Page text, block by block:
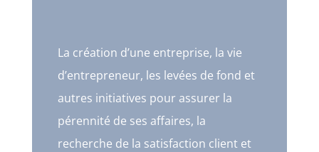
La création d’une entreprise, la vie
d’entrepreneur, les levées de fond et
autres initiatives pour assurer la
pérennité de ses affaires, la
recherche de la satisfaction client et